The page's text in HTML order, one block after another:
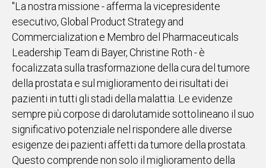
"La nostra missione - afferma la vicepresidente
esecutivo, Global Product Strategy and
Commercialization e Membro del Pharmaceuticals
Leadership Team di Bayer, Christine Roth - è
focalizzata sulla trasformazione della cura del tumore
della prostata e sul miglioramento dei risultati dei
pazienti in tutti gli stadi della malattia. Le evidenze
sempre più corpose di darolutamide sottolineano il suo
significativo potenziale nel rispondere alle diverse
esigenze dei pazienti affetti da tumore della prostata.
Questo comprende non solo il miglioramento della